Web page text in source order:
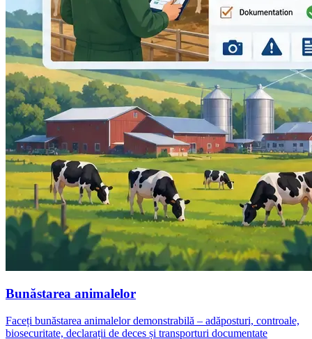
Bunăstarea animalelor
Faceți bunăstarea animalelor demonstrabilă – adăposturi, controale,
biosecuritate, declarații de deces și transporturi documentate